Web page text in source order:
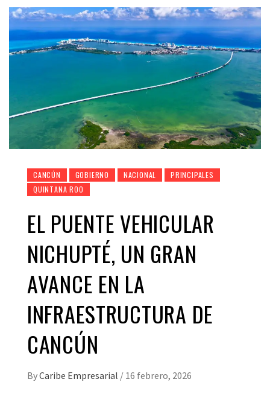
CANCÚN GOBIERNO NACIONAL
PRINCIPALES
QUINTANA ROO
EL PUENTE VEHICULAR
NICHUPTÉ, UN GRAN
AVANCE EN LA
INFRAESTRUCTURA DE
CANCÚN
ByCaribe Empresarial / 16 febrero, 2026